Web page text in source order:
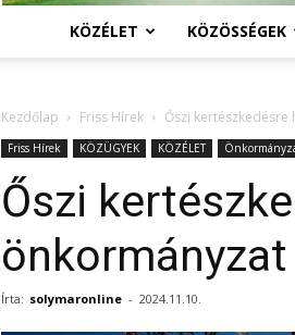
KÖZÉLET KÖZÖSSÉGEK
Kezdőlap Friss Hírek Őszi
Friss Hírek KÖZÜGYEK KÖZÉLET
Őszi
önkormányzat
Írta: solymaronline - 2024.11.10.